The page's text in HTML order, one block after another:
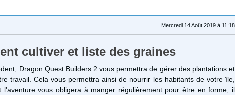
Mercredi 14 Août 2019 à 11:18
cultiver et liste des graines
Dragon Quest Builders 2 vous permettra de gérer des plantations et
travail. Cela vous permettra ainsi de nourrir les habitants de votre île,
l'aventure vous obligera à manger régulièrement pour être en forme, il